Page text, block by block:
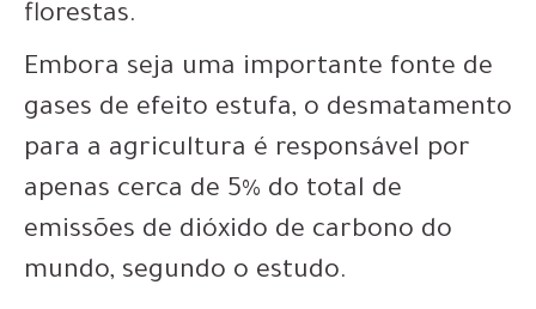
florestas.
Embora seja uma importante fonte de
gases de efeito estufa, o desmatamento
para a agricultura é responsável por
apenas cerca de 5% do total de
emissões de dióxido de carbono do
mundo, segundo o estudo.